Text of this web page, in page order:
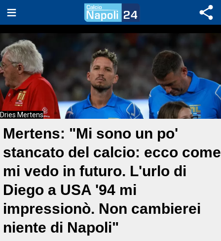
Dries Mertens
Mertens: "Mi sono un po'
stancato del calcio: ecco come
mi vedo in futuro. L'urlo di
Diego a USA '94 mi
impressionò. Non cambierei
niente di Napoli"